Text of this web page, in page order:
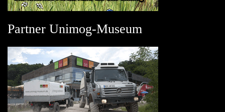
Partner Unimog-Museum